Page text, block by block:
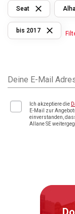
Seat
bis 2017
Deine E-Mail
Ich akzeptiere die
E-Mail zur
einverstanden,
Allane SE